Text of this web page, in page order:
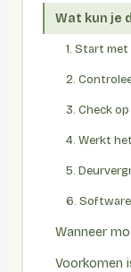
Wat kun je
1. Start
2.
3. Check
4. Werkt
5.
6.
Wanneer
Voorkomen